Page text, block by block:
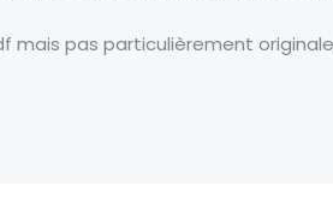
mais pas particulièrement